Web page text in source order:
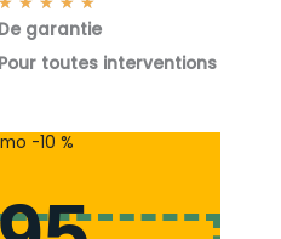
o
s
De garantie
Pour toutes interventions
-10 %